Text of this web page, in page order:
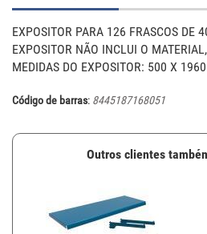
EXPOSITOR PARA 126 FRASCOS DE
EXPOSITOR NÃO INCLUI O
MEDIDAS DO EXPOSITOR: 500 X
Código de barras: 8445187168051
Outros clientes